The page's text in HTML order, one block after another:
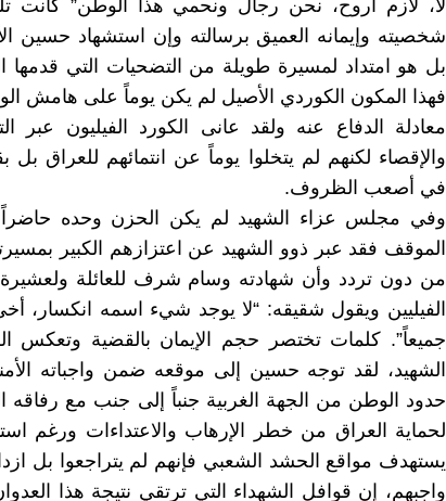
لا، لازم أروح، نحن رجال ونحمي هذا الوطن” كانت
شخصيته وإيمانه العميق برسالته وإن استشهاد حسين
بل هو امتداد لمسيرة طويلة من التضحيات التي قدمها
فهذا المكون الكوردي الأصيل لم يكن يوماً على هامش
معادلة الدفاع عنه ولقد عانى الكورد الفيليون عبر
والإقصاء لكنهم لم يتخلوا يوماً عن انتمائهم للعراق بل
في أصعب الظروف.
وفي مجلس عزاء الشهيد لم يكن الحزن وحده حاضراً
الموقف فقد عبر ذوو الشهيد عن اعتزازهم الكبير
من دون تردد وأن شهادته وسام شرف للعائلة ولعشيرة
الفيليين ويقول شقيقه: “لا يوجد شيء اسمه انكسار،
جميعاً”. كلمات تختصر حجم الإيمان بالقضية وتعكس
الشهيد، لقد توجه حسين إلى موقعه ضمن واجباته
حدود الوطن من الجهة الغربية جنباً إلى جنب مع رفاقه
لحماية العراق من خطر الإرهاب والاعتداءات ورغم
يستهدف مواقع الحشد الشعبي فإنهم لم يتراجعوا بل
واجبهم، إن قوافل الشهداء التي ترتقي نتيجة هذا